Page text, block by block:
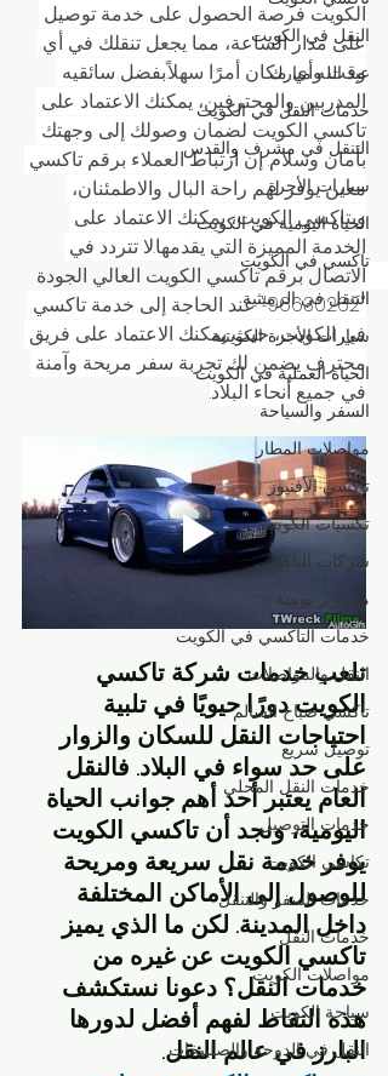
النقل في الكويت
عبد الله مبارك
خدمات النقل في الكويت
التنقل في مشرف والقدس
سيارات الأجرة
الحياة اليومية في الكويت
تاكسي في الكويت
التنقل في الرميثية
سيارات الأجرة الكويتية
الحياة العملية في الكويت
السفر والسياحة
مواصلات المطار
تاكسي الأفنيوز
تكسيات الكويت
شركات التاكسي
مشاوير يومية
خدمات التاكسي في الكويت
النقل والمواصلات
تاكسي صباح السالم
توصيل سريع
خدمات النقل المحلي
خدمات التوصيل
تكاسي الكويت
خدمات السفر والتنقل
خدمات النقل
مواصلات الكويت
سياحة الكويت
النقل في الدوحة والصليبخات
الكويت فرصة الحصول على خدمة توصيل
على مدار الساعة، مما يجعل تنقلك في أي
وقت وأي مكان أمرًا سهلاً.بفضل سائقيه
المدربين والمحترفين، يمكنك الاعتماد على
تاكسي الكويت لضمان وصولك إلى وجهتك
بأمان وسلام. إن ارتباط العملاء برقم تاكسي
معين يوفر لهم راحة البال والاطمئنان،
وبتاكسي الكويت، يمكنك الاعتماد على
الخدمة المميزة التي يقدمها.لا تتردد في
الاتصال برقم تاكسي الكويت العالي الجودة
"96630262" عند الحاجة إلى خدمة تاكسي
في الكويت، حيث يمكنك الاعتماد على فريق
محترف يضمن لك تجربة سفر مريحة وآمنة
في جميع أنحاء البلاد.
تلعب خدمات شركة تاكسي
الكويت دورًا حيويًا في تلبية
احتياجات النقل للسكان والزوار
على حد سواء في البلاد. فالنقل
العام يعتبر أحد أهم جوانب الحياة
اليومية، ونجد أن تاكسي الكويت
يوفر خدمة نقل سريعة ومريحة
للوصول إلى الأماكن المختلفة
داخل المدينة. لكن ما الذي يميز
تاكسي الكويت عن غيره من
خدمات النقل؟ دعونا نستكشف
هذه النقاط لفهم أفضل لدورها
البارز في عالم النقل.